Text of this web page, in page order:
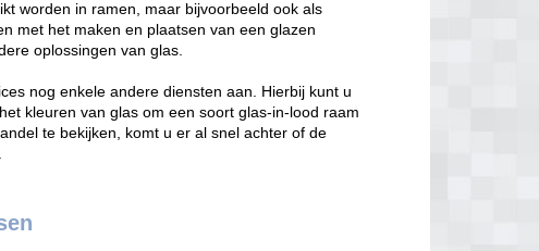
worden in ramen, maar bijvoorbeeld ook als
met het maken en plaatsen van een glazen
oplossingen van glas.
nog enkele andere diensten aan. Hierbij kunt u
kleuren van glas om een soort glas-in-lood raam
te bekijken, komt u er al snel achter of de